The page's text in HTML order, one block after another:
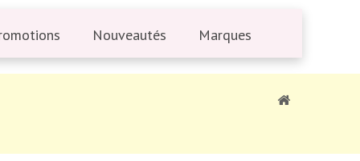
Nouveautés Marques